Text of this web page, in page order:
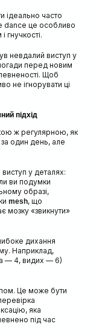
ідеально часто
dance це особливо
гнучкості.
невдалий виступ у
перед новим
Щоб
не ігнорувати ці
підхід
ж регулярною, як
один день, але
виступ у деталях:
ви подумки
образі,
mesh, що
мозку «звикнути»
дихання
Наприклад,
— 4, видих — 6)
Це може бути
яка
під час